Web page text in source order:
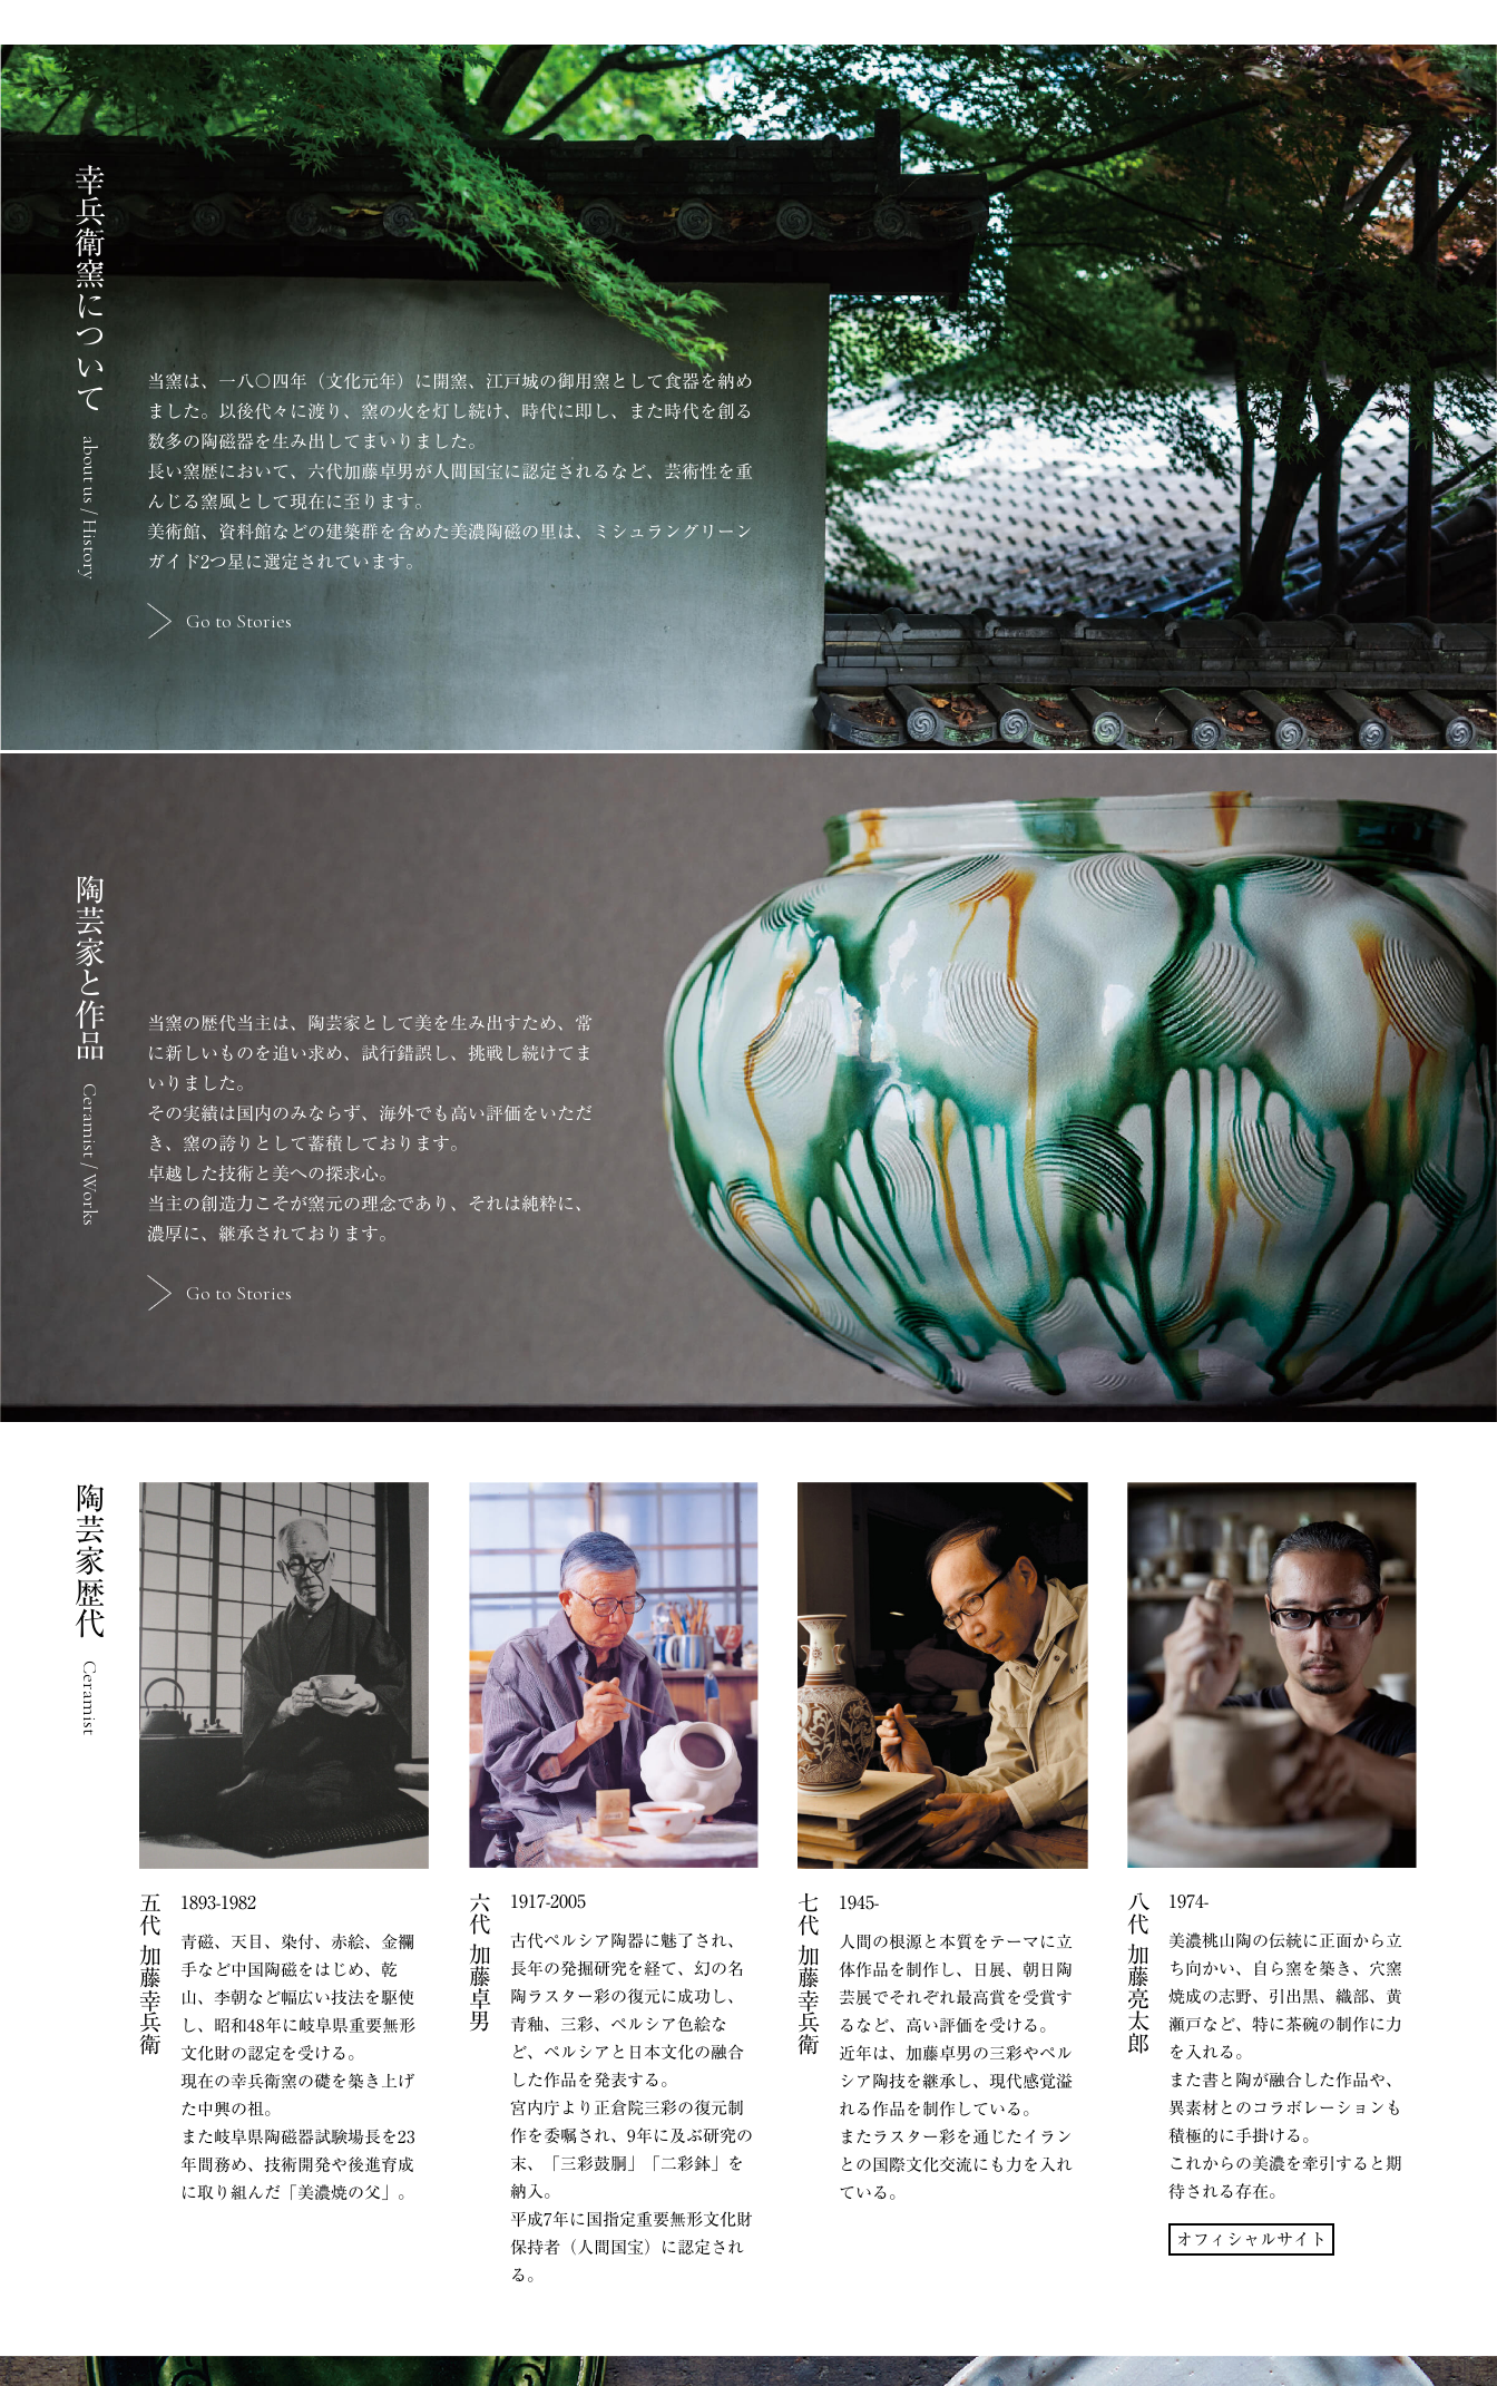
幸兵衛窯について
about us / History
当窯は、一八〇四年（文化元年）に開窯、江戸城の御用窯として食器を納め
ました。以後代々に渡り、窯の火を灯し続け、時代に即し、また時代を創る
数多の陶磁器を生み出してまいりました。
長い窯歴において、六代加藤卓男が人間国宝に認定されるなど、芸術性を重
んじる窯風として現在に至ります。
美術館、資料館などの建築群を含めた美濃陶磁の里は、ミシュラングリーン
ガイド2つ星に選定されています。
Go to Stories
陶芸家と作品
Ceramist / Works
当窯の歴代当主は、陶芸家として美を生み出すため、常
に新しいものを追い求め、試行錯誤し、挑戦し続けてま
いりました。
その実績は国内のみならず、海外でも高い評価をいただ
き、窯の誇りとして蓄積しております。
卓越した技術と美への探求心。
当主の創造力こそが窯元の理念であり、それは純粋に、
濃厚に、継承されております。
Go to Stories
陶芸家歴代
Ceramist
五代 加藤幸兵衛 1893-1982
青磁、天目、染付、赤絵、金襴
手など中国陶磁をはじめ、乾
山、李朝など幅広い技法を駆使
し、昭和48年に岐阜県重要無形
文化財の認定を受ける。
現在の幸兵衛窯の礎を築き上げ
た中興の祖。
また岐阜県陶磁器試験場長を23
年間務め、技術開発や後進育成
に取り組んだ「美濃焼の父」。
六代 加藤卓男 1917-2005
古代ペルシア陶器に魅了され、
長年の発掘研究を経て、幻の名
陶ラスター彩の復元に成功し、
青釉、三彩、ペルシア色絵な
ど、ペルシアと日本文化の融合
した作品を発表する。
宮内庁より正倉院三彩の復元制
作を委嘱され、9年に及ぶ研究の
末、「三彩鼓胴」「二彩鉢」を
納入。
平成7年に国指定重要無形文化財
保持者（人間国宝）に認定され
る。
七代 加藤幸兵衛 1945-
人間の根源と本質をテーマに立
体作品を制作し、日展、朝日陶
芸展でそれぞれ最高賞を受賞す
るなど、高い評価を受ける。
近年は、加藤卓男の三彩やペル
シア陶技を継承し、現代感覚溢
れる作品を制作している。
またラスター彩を通じたイラン
との国際文化交流にも力を入れ
ている。
八代 加藤亮太郎 1974-
美濃桃山陶の伝統に正面から立
ち向かい、自ら窯を築き、穴窯
焼成の志野、引出黒、織部、黄
瀬戸など、特に茶碗の制作に力
を入れる。
また書と陶が融合した作品や、
異素材とのコラボレーションも
積極的に手掛ける。
これからの美濃を牽引すると期
待される存在。
オフィシャルサイト